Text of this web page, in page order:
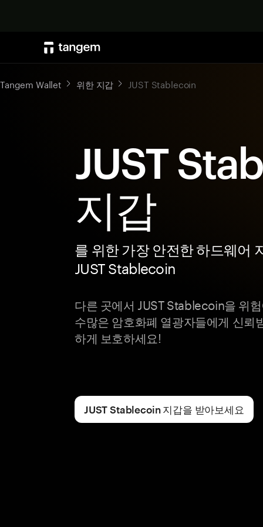
Tangem Wallet 위한 지갑 JUST Stablecoin
JUST
지갑
를 위한 가장 안전한 하드웨어
JUST Stablecoin
다른 곳에서 JUST Stablecoin을 위
수많은 암호화폐 열광자들에게 신뢰
하게 보호하세요!
JUST Stablecoin 지갑을 받아보세요